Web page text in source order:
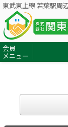
会員
メニュー